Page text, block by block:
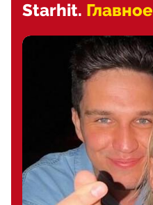
Starhit. Главное